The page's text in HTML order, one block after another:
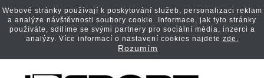
Webové stránky používají k poskytování služeb, personalizaci reklam
a analýze návštěvnosti soubory cookie. Informace, jak tyto stránky
používáte, sdílíme se svými partnery pro sociální média, inzerci a
analýzy. Více informací o nastavení cookies najdete zde.
Rozumím